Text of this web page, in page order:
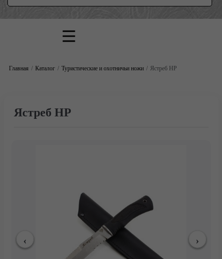
Главная Каталог Туристические и охотничьи ножи Ястреб НР
Ястреб НР